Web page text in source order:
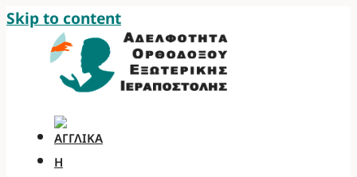
Skip to content
Η